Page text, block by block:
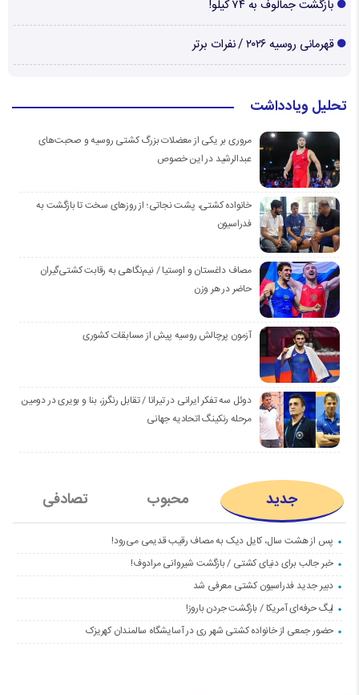
بازگشت جمالوف به ۷۴ کیلو!
قهرمانی روسیه ۲۰۲۶ / نفرات برتر
تحلیل ویادداشت
مروری بر یکی از معضلات بزرگ کشتی روسیه و صحبت‌های
عبدالرشید در این خصوص
خانواده کشتی، پشت نجاتی؛ از روزهای سخت تا بازگشت به
فدراسیون
مصاف داغستان و اوستیا / نیم‌نگاهی به رقابت کشتی‌گیران
حاضر در هر وزن
آزمون پرچالش روسیه پیش از مسابقات کشوری
دوئل سه تفکر ایرانی در تیرانا / تقابل رنگرز، بنا و بویری در دومین
مرحله رنکینگ اتحادیه جهانی
جدید محبوب تصادفی
پس از هشت سال، کایل دیک به مصاف رقیب قدیمی می‌رود!
خبر جالب برای دنیای کشتی / بازگشت شیروانی مرادوف!
دبیر جدید فدراسیون کشتی معرفی شد
لیگ حرفه‌ای آمریکا / بازگشت جردن باروز!
حضور جمعی از خانواده کشتی شهر ری در آسایشگاه سالمندان کهریزک